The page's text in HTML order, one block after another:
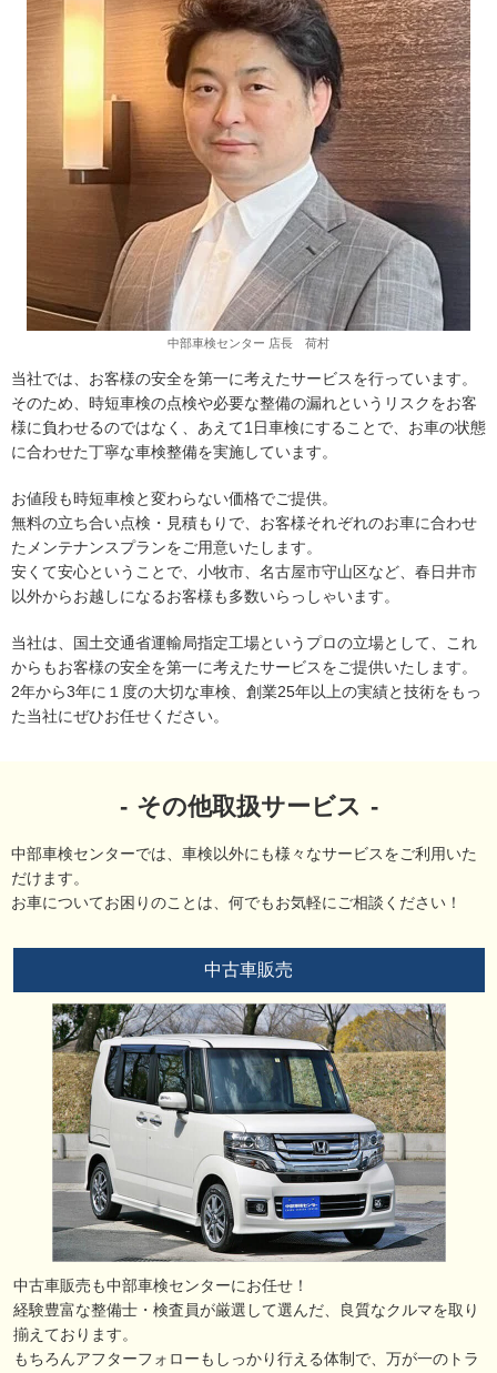
中部車検センター 店長 荷村
当社では、お客様の安全を第一に考えたサービスを行っています。
そのため、時短車検の点検や必要な整備の漏れというリスクをお客
様に負わせるのではなく、あえて1日車検にすることで、お車の状態
に合わせた丁寧な車検整備を実施しています。
お値段も時短車検と変わらない価格でご提供。
無料の立ち合い点検・見積もりで、お客様それぞれのお車に合わせ
たメンテナンスプランをご用意いたします。
安くて安心ということで、小牧市、名古屋市守山区など、春日井市
以外からお越しになるお客様も多数いらっしゃいます。
当社は、国土交通省運輸局指定工場というプロの立場として、これ
からもお客様の安全を第一に考えたサービスをご提供いたします。
2年から3年に１度の大切な車検、創業25年以上の実績と技術をもっ
た当社にぜひお任せください。
その他取扱サービス
中部車検センターでは、車検以外にも様々なサービスをご利用いた
だけます。
お車についてお困りのことは、何でもお気軽にご相談ください！
中古車販売
中古車販売も中部車検センターにお任せ！
経験豊富な整備士・検査員が厳選して選んだ、良質なクルマを取り
揃えております。
もちろんアフターフォローもしっかり行える体制で、万が一のトラ